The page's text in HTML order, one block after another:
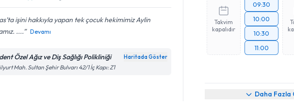
işini hakkıyla yapan tek çocuk hekimimiz Aylin
....
Devamı
Özel Ağız ve Diş Sağlığı Polikliniği Haritada Göster
Mah. Sultan Şehir Bulvarı 42/1 İç Kapı: Z1
Takvim
kapalıdır
09:30
10:00
10:30
11:00
Daha Fazla